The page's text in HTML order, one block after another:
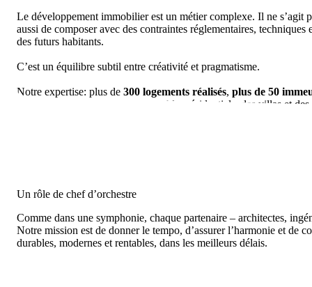
Le développement immobilier est un métier complexe. Il ne s’agit
aussi de composer avec des contraintes réglementaires,
des futurs habitants.
C’est un équilibre subtil entre créativité et pragmatisme.
Notre expertise: plus de 300 logements réalisés, plus de 50
typologies, notamment des immeubles résidentiels, des villas et
Un rôle de chef d’orchestre
Comme dans une symphonie, chaque partenaire – architectes,
Notre mission est de donner le tempo, d’assurer l’harmonie et de
durables, modernes et rentables, dans les meilleurs délais.